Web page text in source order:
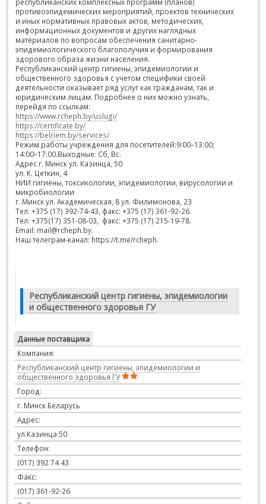
противоэпидемических мероприятий, проектов технических
и иных нормативных правовых актов, методических,
информационных документов и других наглядных
материалов по вопросам обеспечения санитарно-
эпидемиологического благополучия и формирования
здорового образа жизни населения.
Республиканский центр гигиены, эпидемиологии и
общественного здоровья с учетом специфики своей
деятельности оказывает ряд услуг как гражданам, так и
юридическим лицам. Подробнее о них можно узнать,
перейдя по ссылкам:
https://www.rcheph.by/uslugi/
https://certificate.by/
https://belriem.by/services/
Режим работы учреждения для посетителей:9:00–13:00;
14:00–17:00.Выходные: Сб, Вс.
Адрес г. Минск ул. Казинца, 50
ул. К. Цеткин, 4
НИИ гигиены, токсикологии, эпидемиологии, вирусологии и
микробиологии
г. Минск ул. Академическая, 8 ул. Филимонова, 23
Тел: +375 (17) 392-74-43, факс: +375 (17) 361-92-26.
Тел: +375(17) 351-08-03, факс: +375 (17) 215-19-78.
Email: mail@rcheph.by.
Наш телеграм-канал: https://t.me/rcheph.
Республиканский центр гигиены, эпидемиологии
и общественного здоровья ГУ
Данные поставщика
Компания:
Республиканский центр гигиены, эпидемиологии и
общественного здоровья ГУ
Город:
г. Минск Беларусь
Адрес:
ул.Казинца 50
Телефон:
(017) 392 74 43
Факс:
(017) 361-92-26